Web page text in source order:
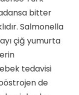
bitter
Salmonella
çiğ yumurta
tedavisi
de